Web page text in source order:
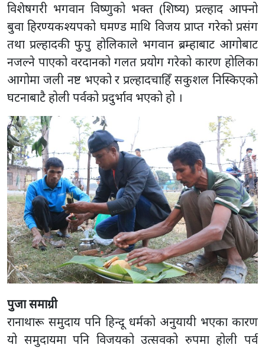
विशेषगरी भगवान विष्णुको भक्त (शिष्य) प्रल्हाद आफ्नो
बुवा हिरण्यकश्यपको घमण्ड माथि विजय प्राप्त गरेको प्रसंग
तथा प्रल्हादकी फुपु होलिकाले भगवान ब्रम्हाबाट आगोबाट
नजल्ने पाएको वरदानको गलत प्रयोग गरेको कारण होलिका
आगोमा जली नष्ट भएको र प्रल्हादचाहिँ सकुशल निस्किएको
घटनाबाटै होली पर्वको प्रदुर्भाव भएको हो ।
पुजा समाग्री
रानाथारू समुदाय पनि हिन्दू धर्मको अनुयायी भएका कारण
यो समुदायमा पनि विजयको उत्सवको रुपमा होली पर्व